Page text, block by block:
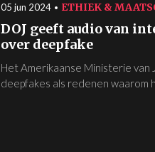
05 jun 2024 ETHIEK &
DOJ geeft audio van
over deepfake
Het Amerikaanse Ministerie van
deepfakes als redenen waarom